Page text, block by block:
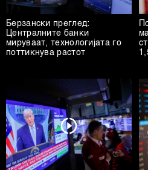
Берзански преглед:
Централните банки
мируваат, технологијата го
поттикнува растот